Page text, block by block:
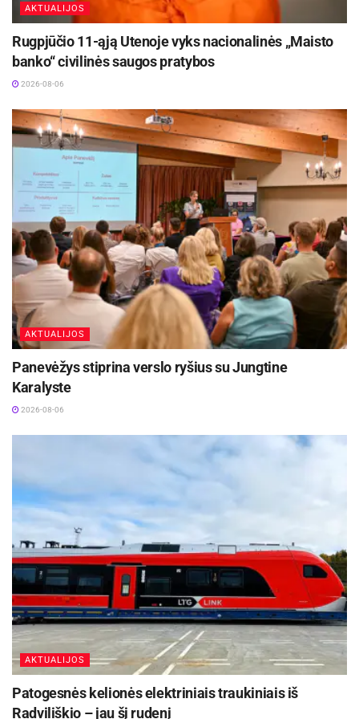
geranoriškai bendradarbiauti su atsakingais
skyriaus specialistaisdėl teisingų duomenų
pateikimo.
Šaltinis: Ukmergės rajono savivaldybė
AKTUALIJOS
Rugpjūčio 11-ąją Utenoje vyks nacionalinės „Maisto
banko“ civilinės saugos pratybos
2026-08-06
AKTUALIJOS
Panevėžys stiprina verslo ryšius su Jungtine
Karalyste
2026-08-06
AKTUALIJOS
Patogesnės kelionės elektriniais traukiniais iš
Radviliškio – jau šį rudenį